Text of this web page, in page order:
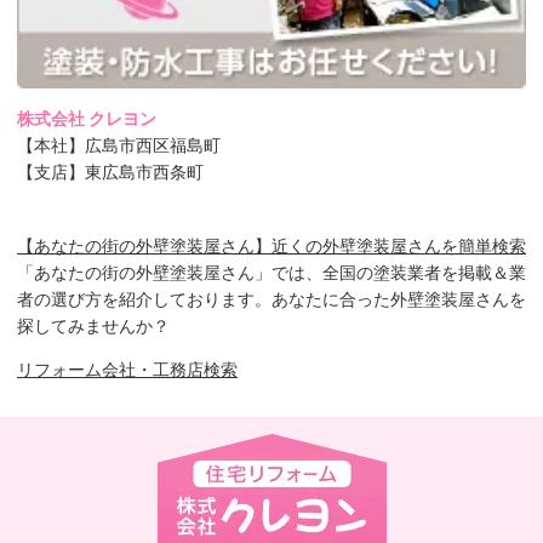
株式会社 クレヨン
【本社】広島市西区福島町
【支店】東広島市西条町
【あなたの街の外壁塗装屋さん】近くの外壁塗装屋さんを簡単検索
「あなたの街の外壁塗装屋さん」では、全国の塗装業者を掲載＆業
者の選び方を紹介しております。あなたに合った外壁塗装屋さんを
探してみませんか？
リフォーム会社・工務店検索